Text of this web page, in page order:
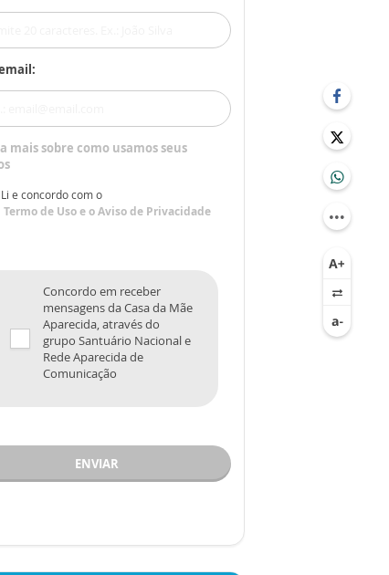
mais sobre como usamos seus
Li e concordo com o
Termo de Usoe oAviso de Privacidade
Concordo em receber
mensagens da Casa da Mãe
Aparecida, através do
grupo Santuário Nacional e
Rede Aparecida de
Comunicação
ENVIAR